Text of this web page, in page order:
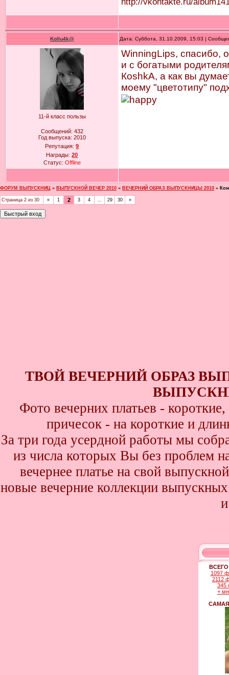
Kollu4k@ Дата: Суббота, 31.10.2009, 15:03 |
11-й класс пользы
Сообщений: 432
Год выпуска: 2010
Репутация:9
Награды:20
Статус: Offline
WinningLips, спасибо,
и с богатыми
КoshkA, а как вы
моему "цветотипу"
ФОРУМ ВЫПУСКНИЦ » ВЫПУСКНОЙ ВЕЧЕР 2010 » ВЕЧЕРНИЙ ОБРАЗ ВЫПУСКНИЦЫ 2010 »
Страница 2 из 30 « 1 2 3 4 … 29 30 »
ТВОЙ ВЕЧЕРНИЙ ОБРАЗ
Фото вечерних платьев -
причесок - на короткие и
За три года усердной работы мы
из числа которых Вы без проблем
вечернее платье на свой
новые вечерние коллекции
1097
2112
345
+